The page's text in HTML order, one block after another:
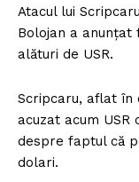
Atacul lui
Bolojan a anunțat
alături de USR.
Scripcaru, aflat în
acuzat acum
despre faptul că
dolari.